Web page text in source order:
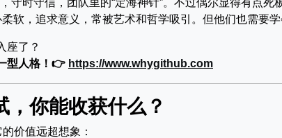
守时守信，团队里的“定海神针”。不过偶尔显得有点死
柔软，追求意义，常被艺术和哲学吸引。但他们也需要学
座了？
型人格！👉 https://www.whygithub.com
你能收获什么？
价值远超想象：